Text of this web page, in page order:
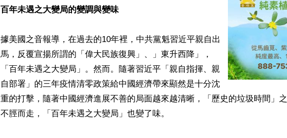
百年未遇之大變局的變調與變味
據美國之音報導，在過去的10年裡，中共黨魁習近平親自出
馬，反覆宣揚所謂的「偉大民族復興」、」東升西降」，
「百年未遇之大變局」。然而。隨著習近平「親自指揮、親
自部署」的三年疫情清零政策給中國經濟帶來顯然是十分沈
重的打擊，隨著中國經濟進展不善的局面越來越清晰，「歷史的垃圾時間」
不脛而走，「百年未遇之大變局」也變了味。